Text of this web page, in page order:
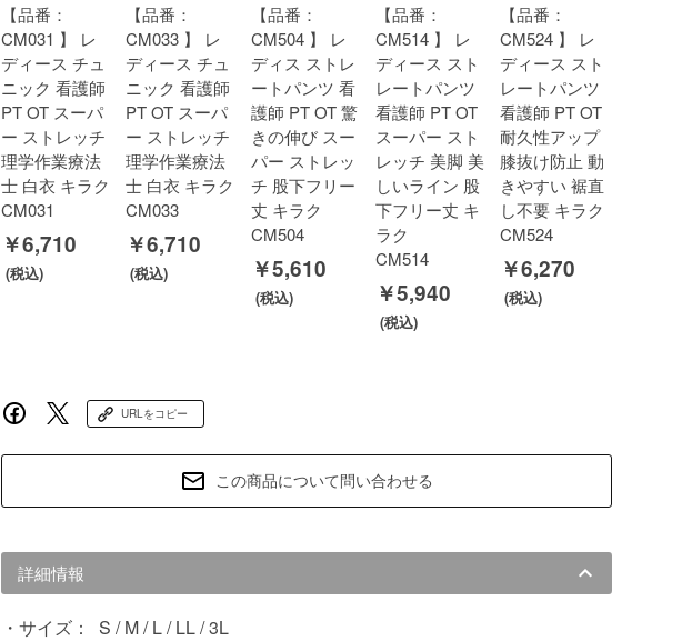
【品番：
CM031 】 レ
ディース チュ
ニック 看護師
PT OT スーパ
ー ストレッチ
理学作業療法
士 白衣 キラク
CM031
￥6,710
【品番：
CM033 】 レ
ディース チュ
ニック 看護師
PT OT スーパ
ー ストレッチ
理学作業療法
士 白衣 キラク
CM033
￥6,710
【品番：
CM504 】 レ
ディス ストレ
ートパンツ 看
護師 PT OT 驚
きの伸び スー
パー ストレッ
チ 股下フリー
丈 キラク
CM504
￥5,610
【品番：
CM514 】 レ
ディース スト
レートパンツ
看護師 PT OT
スーパー スト
レッチ 美脚 美
しいライン 股
下フリー丈 キ
ラク
CM514
￥5,940
【品番：
CM524 】 レ
ディース スト
レートパンツ
看護師 PT OT
耐久性アップ
膝抜け防止 動
きやすい 裾直
し不要 キラク
CM524
￥6,270
URLをコピー
この商品について問い合わせる
詳細情報
サイズ： S / M / L / LL / 3L